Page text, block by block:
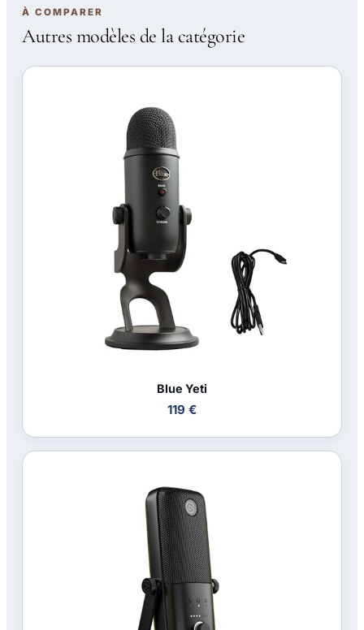
À COMPARER
Autres modèles de la catégorie
Blue Yeti
119 €